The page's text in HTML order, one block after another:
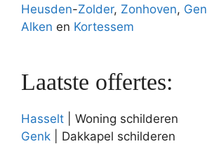
Heusden-Zolder, Zonhoven,
Alken en Kortessem
Laatste offertes:
Hasselt | Woning schilderen
Genk | Dakkapel schilderen